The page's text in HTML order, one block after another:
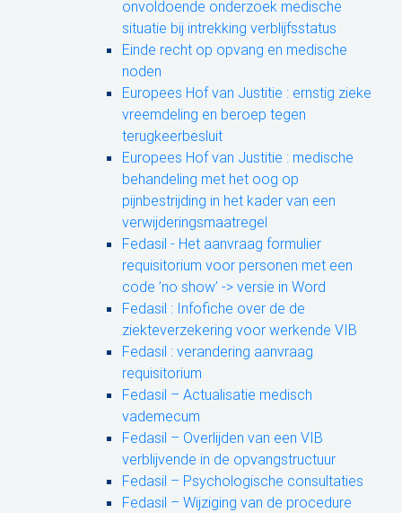
onvoldoende onderzoek medische
situatie bij intrekking verblijfsstatus
Einde recht op opvang en medische
noden
Europees Hof van Justitie : ernstig zieke
vreemdeling en beroep tegen
terugkeerbesluit
Europees Hof van Justitie : medische
behandeling met het oog op
pijnbestrijding in het kader van een
verwijderingsmaatregel
Fedasil - Het aanvraag formulier
requisitorium voor personen met een
code ’no show’ -> versie in Word
Fedasil : Infofiche over de de
ziekteverzekering voor werkende VIB
Fedasil : verandering aanvraag
requisitorium
Fedasil – Actualisatie medisch
vademecum
Fedasil – Overlijden van een VIB
verblijvende in de opvangstructuur
Fedasil – Psychologische consultaties
Fedasil – Wijziging van de procedure